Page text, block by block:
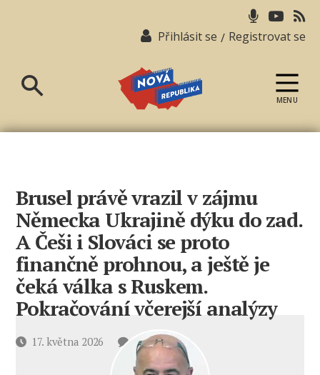
Přihlásit se / Registrovat se
republika
MENU
Brusel právě vrazil v zájmu
Německa Ukrajině dýku do zad.
A Češi i Slováci se proto
finančně prohnou, a ještě je
čeká válka s Ruskem.
Pokračování včerejší analýzy
Datum17. května 2026 2 komentářeu
s